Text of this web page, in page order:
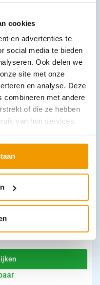
cookies
en advertenties te
social media te bieden
Ook delen we
site met onze
en analyse. Deze
combineren met andere
of die ze hebben
van hun services.